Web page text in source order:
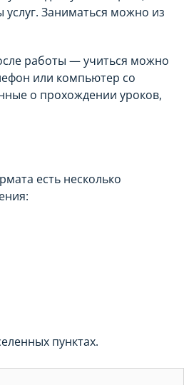
Заниматься можно из
работы — учиться можно
или компьютер со
о прохождении уроков,
есть несколько
пунктах.